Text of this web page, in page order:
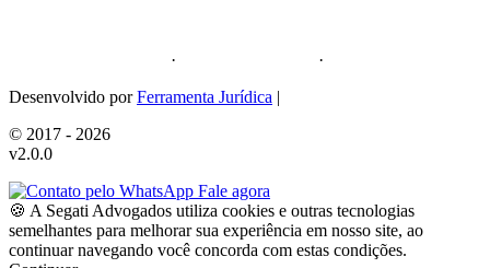
· ·
Desenvolvido porFerramenta Jurídica |
© 2017 - 2026
v2.0.0
Fale agora
🍪 A Segati Advogados utiliza cookies e outras tecnologias
semelhantes para melhorar sua experiência em nosso site, ao
continuar navegando você concorda com estas condições.